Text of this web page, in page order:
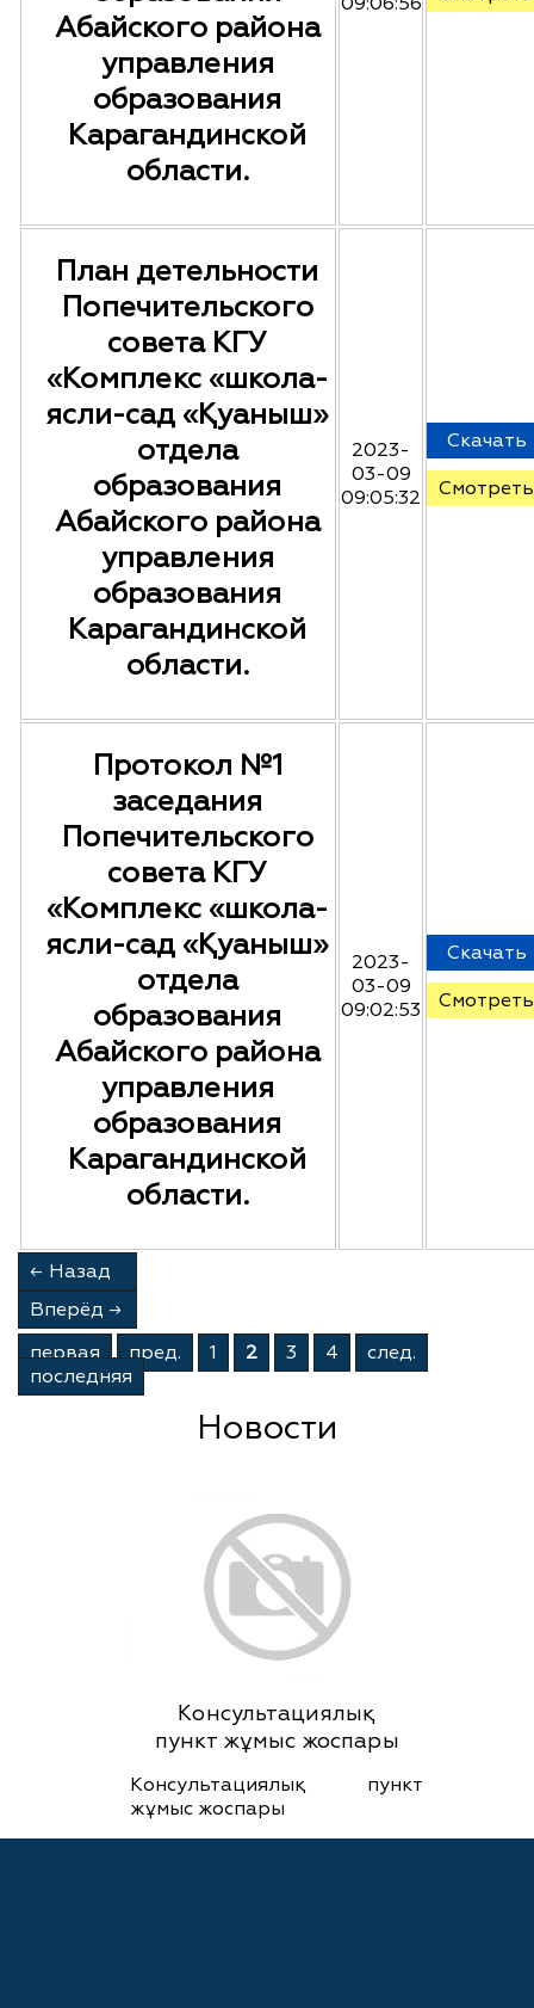
Абайского района
управления
образования
Карагандинской
области.
План детельности
Попечительского
совета КГУ
«Комплекс «школа-
ясли-сад «Қуаныш»
отдела
образования
Абайского района
управления
образования
Карагандинской
области.
2023-
03-09
09:05:32
Скачать
Смотреть
Протокол №1
заседания
Попечительского
совета КГУ
«Комплекс «школа-
ясли-сад «Қуаныш»
отдела
образования
Абайского района
управления
образования
Карагандинской
области.
2023-
03-09
09:02:53
Скачать
Смотреть
← Назад
Вперёд →
первая
пред. 1 2 3 4
след.
последняя
Новости
Консультациялық
пункт жұмыс жоспары
Консультациялық пункт
жұмыс жоспары